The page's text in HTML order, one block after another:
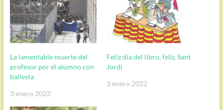
La lamentable muerte del
profesor por el alumno con
ballesta
3 enero 2022
Feliz día del libro, feliç Sant
Jordi
3 enero 2022